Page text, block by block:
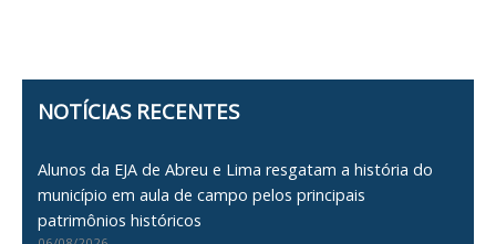
NOTÍCIAS RECENTES
Alunos da EJA de Abreu e Lima resgatam a história do
município em aula de campo pelos principais
patrimônios históricos